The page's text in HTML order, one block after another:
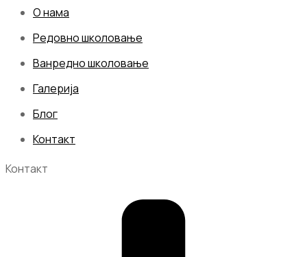
О нама
Редовно школовање
Ванредно школовање
Галерија
Блог
Контакт
Контакт